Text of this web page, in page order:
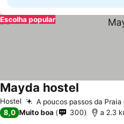
Escolha popular
Hostel A poucos passos da Praia
Mayda hostelVer preços
8,0 Muito boa 300 a 2.3